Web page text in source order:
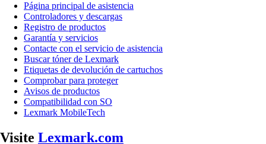
Página principal de asistencia
Controladores y descargas
Registro de productos
Garantía y servicios
Contacte con el servicio de asistencia
Buscar tóner de Lexmark
Etiquetas de devolución de cartuchos
Comprobar para proteger
Avisos de productos
Compatibilidad con SO
Lexmark MobileTech
Visite Lexmark.com